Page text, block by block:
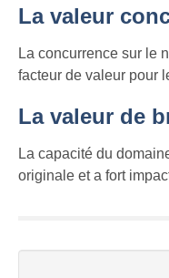
La valeur
La concurrence sur le
facteur de valeur pour
La valeur de
La capacité du
originale et a fort